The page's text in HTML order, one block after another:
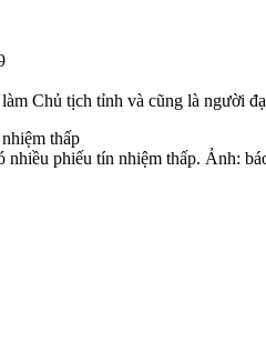
Chủ tịch tỉnh và cũng là người
nhiều phiếu tín nhiệm thấp. Ảnh: